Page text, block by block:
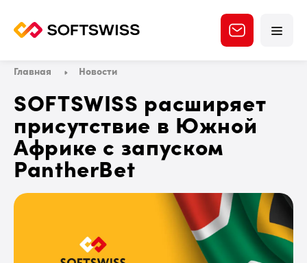
Главная Новости
SOFTSWISS расширяет
присутствие в Южной
Африке с запуском
PantherBet